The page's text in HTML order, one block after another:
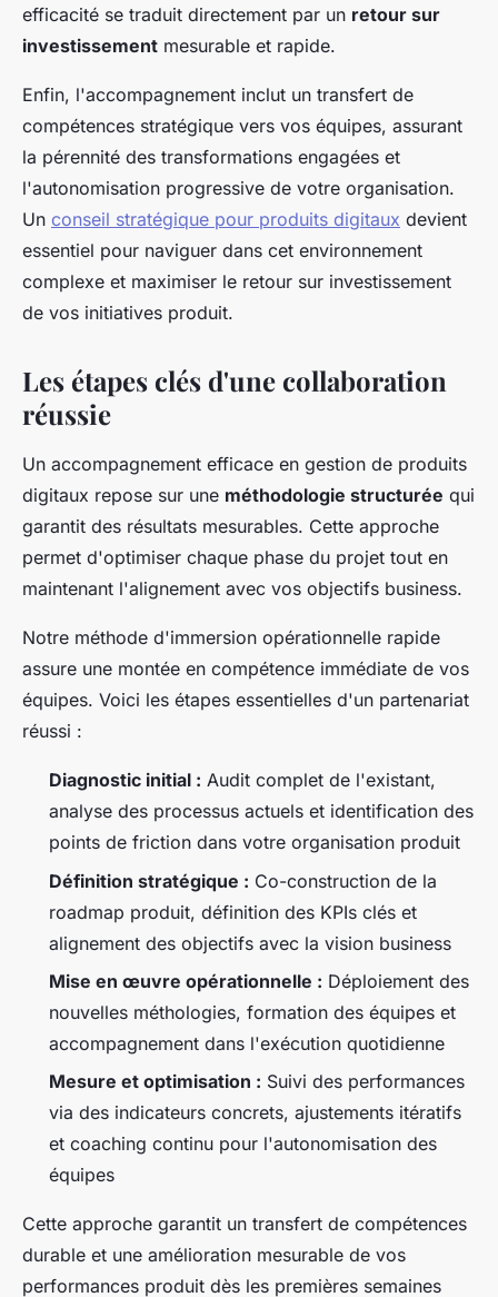
efficacité se traduit directement par un retour sur
investissement mesurable et rapide.
Enfin, l'accompagnement inclut un transfert de
compétences stratégique vers vos équipes, assurant
la pérennité des transformations engagées et
l'autonomisation progressive de votre organisation.
Un conseil stratégique pour produits digitaux devient
essentiel pour naviguer dans cet environnement
complexe et maximiser le retour sur investissement
de vos initiatives produit.
Les étapes clés d'une collaboration
réussie
Un accompagnement efficace en gestion de produits
digitaux repose sur une méthodologie structurée qui
garantit des résultats mesurables. Cette approche
permet d'optimiser chaque phase du projet tout en
maintenant l'alignement avec vos objectifs business.
Notre méthode d'immersion opérationnelle rapide
assure une montée en compétence immédiate de vos
équipes. Voici les étapes essentielles d'un partenariat
réussi :
Diagnostic initial : Audit complet de l'existant,
analyse des processus actuels et identification des
points de friction dans votre organisation produit
Définition stratégique : Co-construction de la
roadmap produit, définition des KPIs clés et
alignement des objectifs avec la vision business
Mise en œuvre opérationnelle : Déploiement des
nouvelles méthologies, formation des équipes et
accompagnement dans l'exécution quotidienne
Mesure et optimisation : Suivi des performances
via des indicateurs concrets, ajustements itératifs
et coaching continu pour l'autonomisation des
équipes
Cette approche garantit un transfert de compétences
durable et une amélioration mesurable de vos
performances produit dès les premières semaines